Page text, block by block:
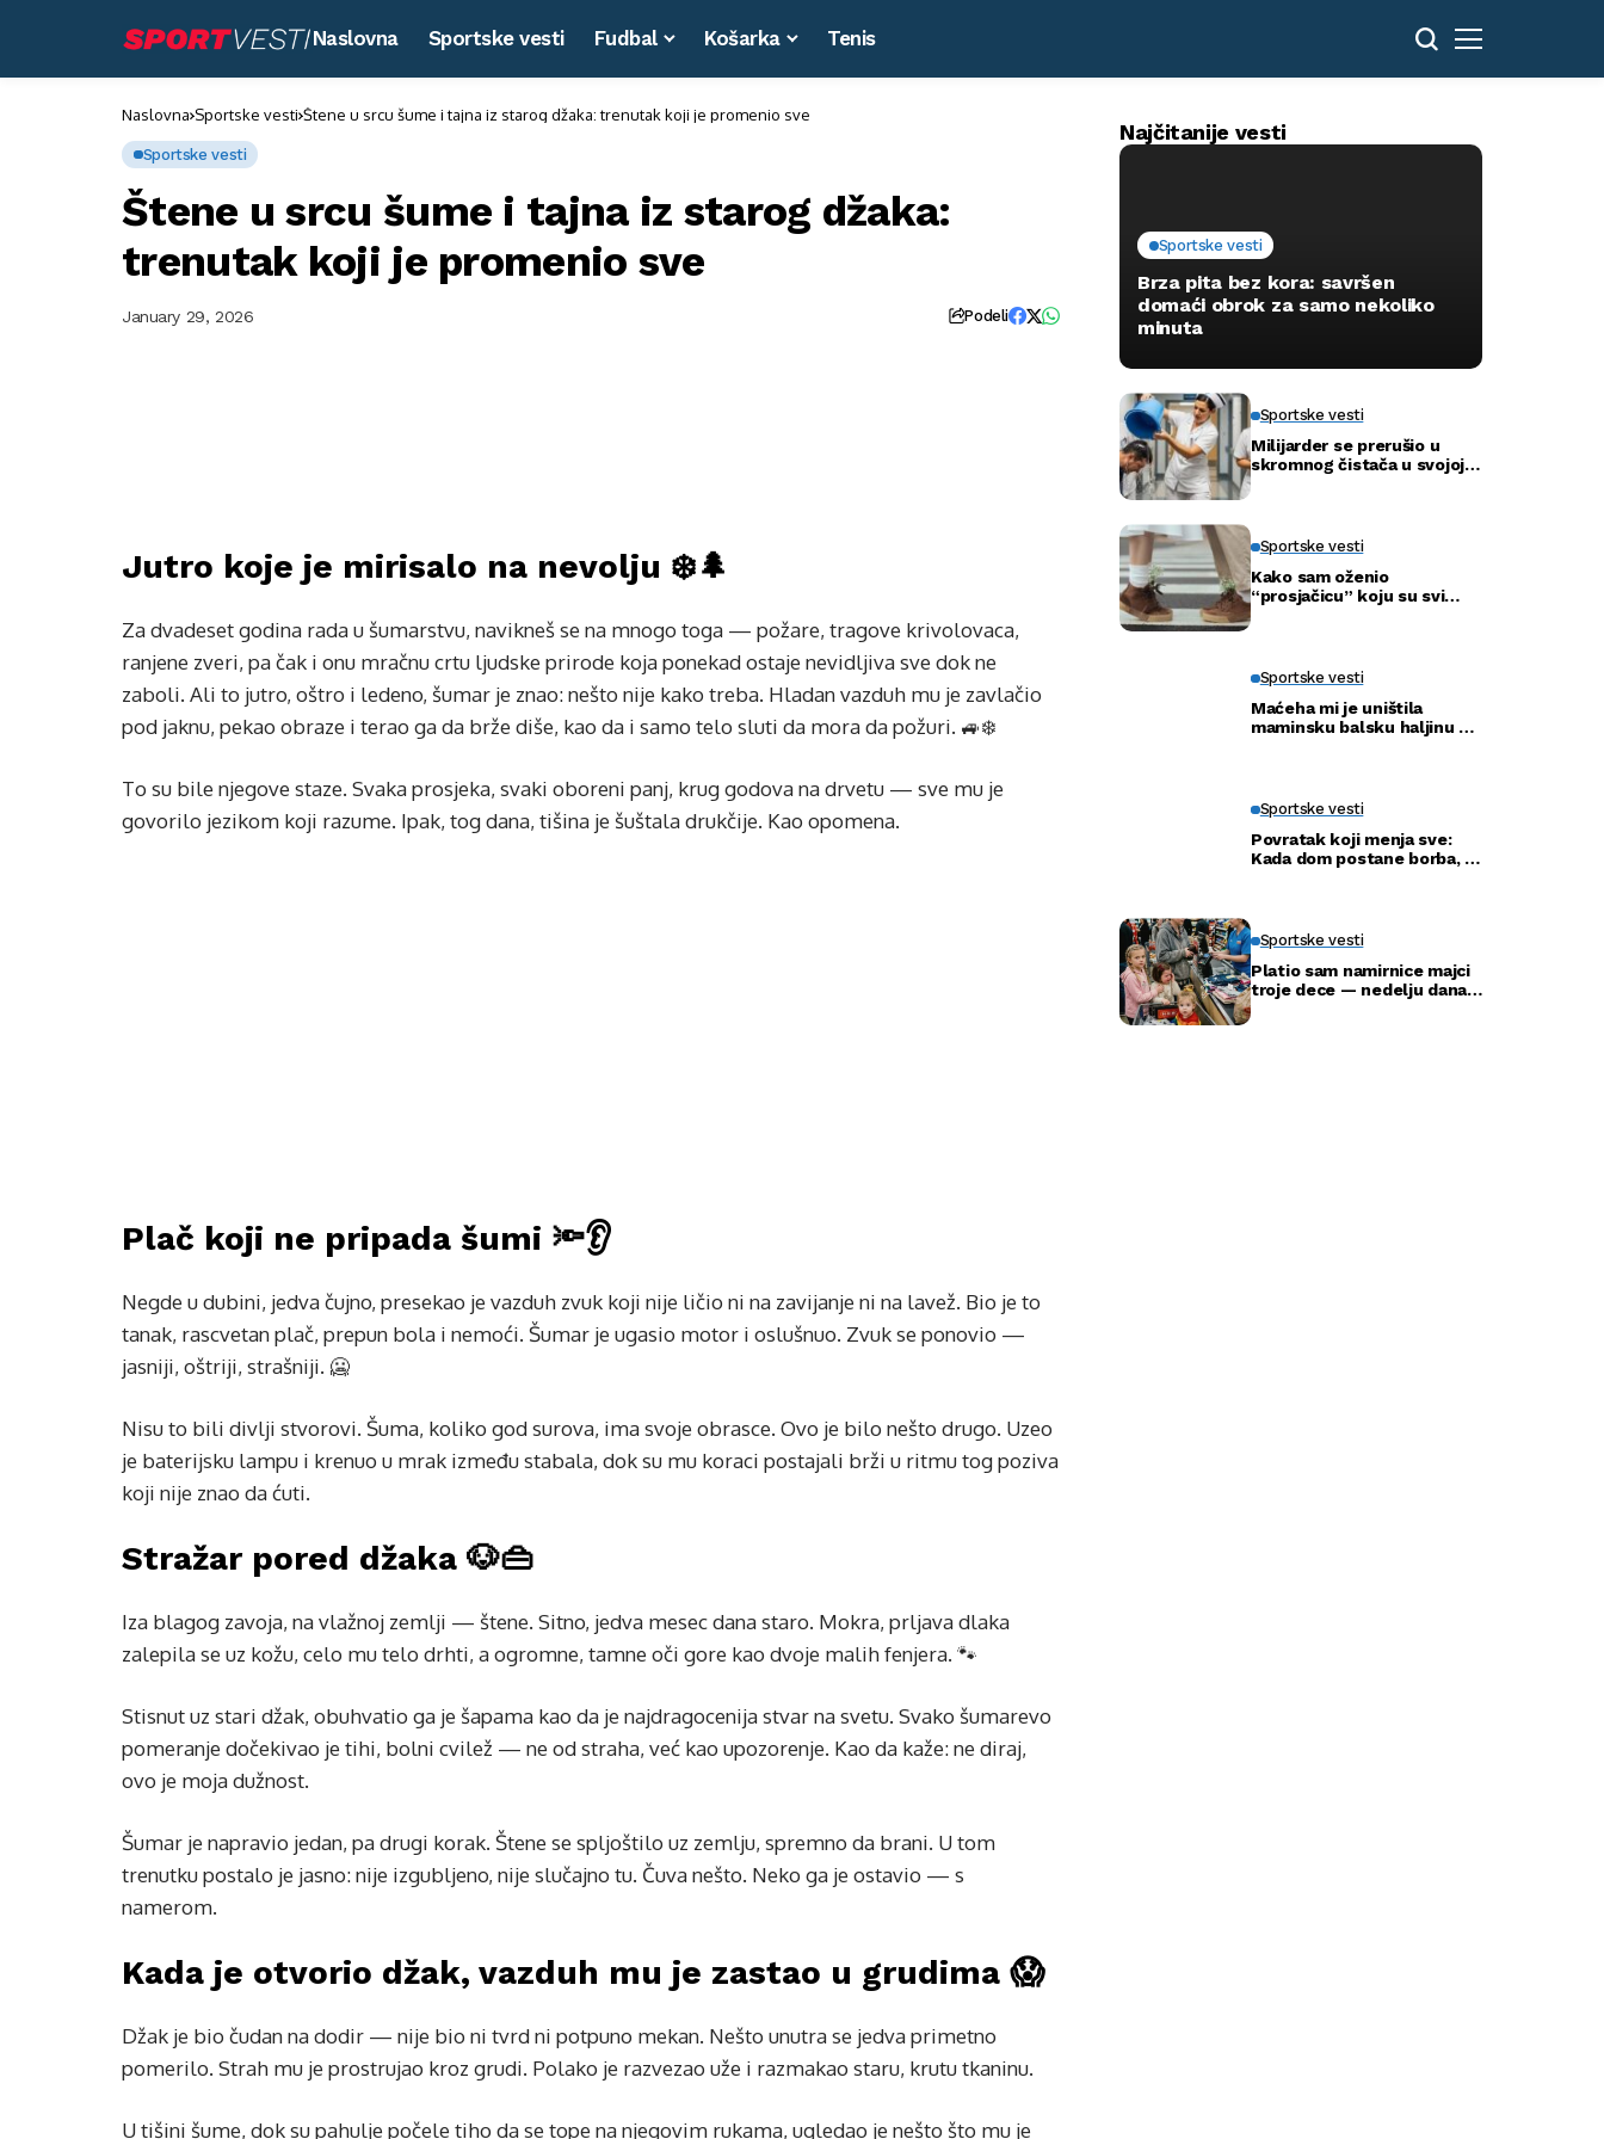
Naslovna Sportske vesti Fudbal Košarka Tenis
Naslovna Sportske vesti Štene u srcu šume i tajna iz starog džaka: trenutak koji je promenio sve
Sportske vesti
Štene u srcu šume i tajna iz starog džaka:
trenutak koji je promenio sve
January 29, 2026 Podeli
Jutro koje je mirisalo na nevolju ❄️🌲
Za dvadeset godina rada u šumarstvu, navikneš se na mnogo toga — požare, tragove krivolovaca,
ranjene zveri, pa čak i onu mračnu crtu ljudske prirode koja ponekad ostaje nevidljiva sve dok ne
zaboli. Ali to jutro, oštro i ledeno, šumar je znao: nešto nije kako treba. Hladan vazduh mu je zavlačio
pod jaknu, pekao obraze i terao ga da brže diše, kao da i samo telo sluti da mora da požuri. 🚙❄️
To su bile njegove staze. Svaka prosjeka, svaki oboreni panj, krug godova na drvetu — sve mu je
govorilo jezikom koji razume. Ipak, tog dana, tišina je šuštala drukčije. Kao opomena.
Plač koji ne pripada šumi 🔦👂
Negde u dubini, jedva čujno, presekao je vazduh zvuk koji nije ličio ni na zavijanje ni na lavež. Bio je to
tanak, rascvetan plač, prepun bola i nemoći. Šumar je ugasio motor i oslušnuo. Zvuk se ponovio —
jasniji, oštriji, strašniji. 🥶
Nisu to bili divlji stvorovi. Šuma, koliko god surova, ima svoje obrasce. Ovo je bilo nešto drugo. Uzeo
je baterijsku lampu i krenuo u mrak između stabala, dok su mu koraci postajali brži u ritmu tog poziva
koji nije znao da ćuti.
Stražar pored džaka 🐶👜
Iza blagog zavoja, na vlažnoj zemlji — štene. Sitno, jedva mesec dana staro. Mokra, prljava dlaka
zalepila se uz kožu, celo mu telo drhti, a ogromne, tamne oči gore kao dvoje malih fenjera. 🐾
Stisnut uz stari džak, obuhvatio ga je šapama kao da je najdragocenija stvar na svetu. Svako šumarevo
pomeranje dočekivao je tihi, bolni cvilež — ne od straha, već kao upozorenje. Kao da kaže: ne diraj,
ovo je moja dužnost.
Šumar je napravio jedan, pa drugi korak. Štene se spljoštilo uz zemlju, spremno da brani. U tom
trenutku postalo je jasno: nije izgubljeno, nije slučajno tu. Čuva nešto. Neko ga je ostavio — s
namerom.
Kada je otvorio džak, vazduh mu je zastao u grudima 😱
Džak je bio čudan na dodir — nije bio ni tvrd ni potpuno mekan. Nešto unutra se jedva primetno
pomerilo. Strah mu je prostrujao kroz grudi. Polako je razvezao uže i razmakao staru, krutu tkaninu.
U tišini šume, dok su pahulje počele tiho da se tope na njegovim rukama, ugledao je nešto što mu je
Najčitanije vesti
Sportske vesti
Brza pita bez kora: savršen
domaći obrok za samo nekoliko
minuta
Sportske vesti
Milijarder se prerušio u
skromnog čistača u svojoj
Sportske vesti
Kako sam oženio
“prosjačicu” koju su svi
Sportske vesti
Maćeha mi je uništila
maminsku balsku haljinu —
Sportske vesti
Povratak koji menja sve:
Kada dom postane borba, a
Sportske vesti
Platio sam namirnice majci
troje dece — nedelju dana